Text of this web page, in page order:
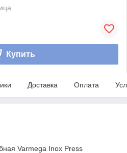
Купить
Доставка Оплата
Varmega Inox Press